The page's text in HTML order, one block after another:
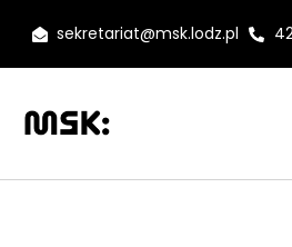
sekretariat@msk.lodz.pl